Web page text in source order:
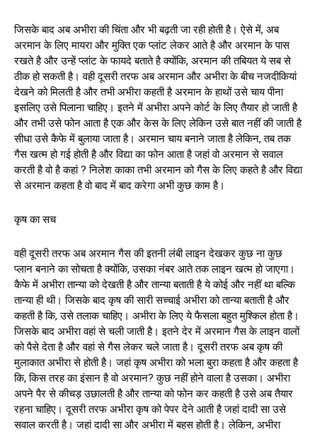
जिसके बाद अब अभीरा की चिंता और भी बढ़ती जा रही होती है। ऐसे में, अब
अरमान के लिए मायरा और मुक्ति एक प्लांट लेकर आते है और अरमान के पास
रखते है और उन्हें प्लांट के फायदे बताते है क्योंकि, अरमान की तबियत ये सब से
ठीक हो सकती है। वही दूसरी तरफ अब अरमान और अभीरा के बीच नजदीकियां
देखने को मिलती है और तभी अभीरा कहती है अरमान के हाथों उसे चाय पीना
इसलिए उसे पिलाना चाहिए। इतने में अभीरा अपने कोर्ट के लिए तैयार हो जाती है
और तभी उसे फोन आता है एक और केस के लिए लेकिन उसे बात नहीं की जाती है
सीधा उसे कैफे में बुलाया जाता है। अरमान चाय बनाने जाता है लेकिन, तब तक
गैस खत्म हो गई होती है और विद्या का फोन आता है जहां वो अरमान से सवाल
करती है वो है कहां ? निलेश काका तभी अरमान को गैस के लिए कहते है और विद्या
से अरमान कहता है वो बाद में बाद करेगा अभी कुछ काम है।
कृष का सच
वही दूसरी तरफ अब अरमान गैस की इतनी लंबी लाइन देखकर कुछ ना कुछ
प्लान बनाने का सोचता है क्योंकि, उसका नंबर आते तक लाइन खत्म हो जाएगा।
कैफे में अभीरा तान्या को देखती है और तान्या बताती है ये कोई और नहीं था बल्कि
तान्या ही थी। जिसके बाद कृष की सारी सच्चाई अभीरा को तान्या बताती है और
कहती है कि, उसे तलाक चाहिए। अभीरा के लिए ये फैसला बहुत मुश्किल होता है।
जिसके बाद अभीरा वहां से चली जाती है। इतने देर में अरमान गैस के लाइन वालों
को पैसे देता है और वहां से गैस लेकर चले जाता है। दूसरी तरफ अब कृष की
मुलाकात अभीरा से होती है। जहां कृष अभीरा को भला बुरा कहता है और कहता है
कि, किस तरह का इंसान है वो अरमान? कुछ नहीं होने वाला है उसका। अभीरा
अपने पैर से कीचड़ उछालती है और तान्या को फोन कर कहती है उसे अब तैयार
रहना चाहिए। दूसरी तरफ अभीरा कृष को पेपर देने आती है जहां दादी सा उसे
सवाल करती है। जहां दादी सा और अभीरा में बहस होती है। लेकिन, अभीरा